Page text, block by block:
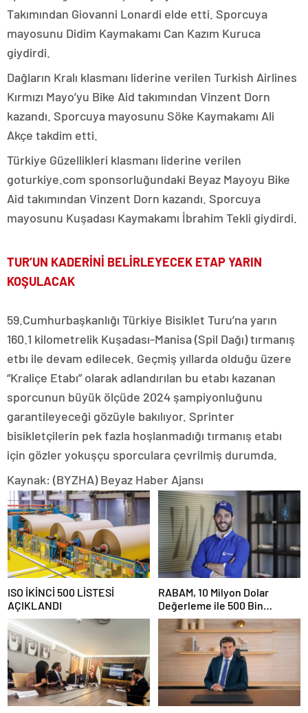
Takımından Giovanni Lonardi elde etti. Sporcuya
mayosunu Didim Kaymakamı Can Kazım Kuruca
giydirdi.
Dağların Kralı klasmanı liderine verilen Turkish Airlines
Kırmızı Mayo’yu Bike Aid takımından Vinzent Dorn
kazandı. Sporcuya mayosunu Söke Kaymakamı Ali
Akçe takdim etti.
Türkiye Güzellikleri klasmanı liderine verilen
goturkiye.com sponsorluğundaki Beyaz Mayoyu Bike
Aid takımından Vinzent Dorn kazandı. Sporcuya
mayosunu Kuşadası Kaymakamı İbrahim Tekli giydirdi.
TUR’UN KADERİNİ BELİRLEYECEK ETAP YARIN
KOŞULACAK
59.Cumhurbaşkanlığı Türkiye Bisiklet Turu’na yarın
160.1 kilometrelik Kuşadası-Manisa (Spil Dağı) tırmanış
etbı ile devam edilecek. Geçmiş yıllarda olduğu üzere
“Kraliçe Etabı” olarak adlandırılan bu etabı kazanan
sporcunun büyük ölçüde 2024 şampiyonluğunu
garantileyeceği gözüyle bakılıyor. Sprinter
bisikletçilerin pek fazla hoşlanmadığı tırmanış etabı
için gözler yokuşçu sporculara çevrilmiş durumda.
Kaynak: (BYZHA) Beyaz Haber Ajansı
ISO İKİNCİ 500 LİSTESİ
AÇIKLANDI
RABAM, 10 Milyon Dolar
Değerleme ile 500 Bin
Dolarlık Yatırım Aldı